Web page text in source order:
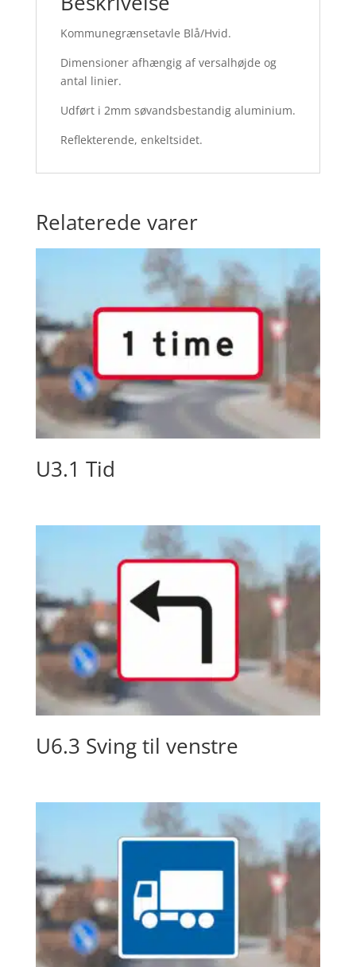
Kommunegrænsetavle Blå/Hvid.
Dimensioner afhængig af versalhøjde og
antal linier.
Udført i 2mm søvandsbestandig aluminium.
Reflekterende, enkeltsidet.
Relaterede varer
U3.1 Tid
U6.3 Sving til venstre